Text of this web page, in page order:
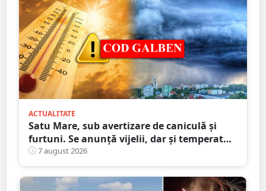
ACTUALITATE
Satu Mare, sub avertizare de caniculă și
furtuni. Se anunță vijelii, dar și temperaturi
ridicate. Avertizarea ANM
7 august 2026